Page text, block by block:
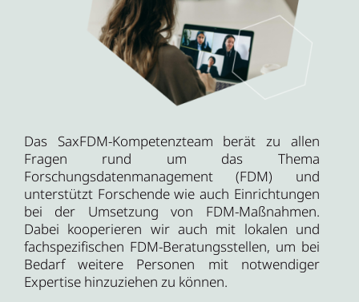
Das SaxFDM-Kompetenzteam berät zu allen
Fragen rund um das Thema
Forschungsdatenmanagement (FDM) und
unterstützt Forschende wie auch Einrichtungen
bei der Umsetzung von FDM-Maßnahmen.
Dabei kooperieren wir auch mit lokalen und
fachspezifischen FDM-Beratungsstellen, um bei
Bedarf weitere Personen mit notwendiger
Expertise hinzuziehen zu können.